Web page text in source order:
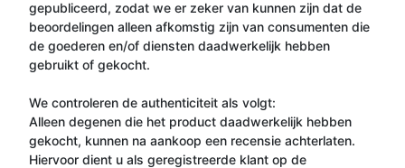
gepubliceerd, zodat we er zeker van kunnen zijn dat de
beoordelingen alleen afkomstig zijn van consumenten die
de goederen en/of diensten daadwerkelijk hebben
gebruikt of gekocht.
We controleren de authenticiteit als volgt:
Alleen degenen die het product daadwerkelijk hebben
gekocht, kunnen na aankoop een recensie achterlaten.
Hiervoor dient u als geregistreerde klant op de